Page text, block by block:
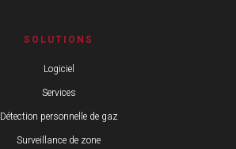
SOLUTIONS
Logiciel
Services
Détection personnelle de gaz
Surveillance de zone